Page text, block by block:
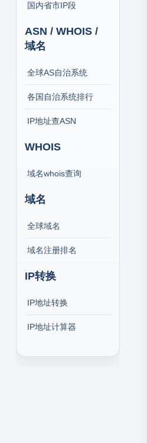
国内省市IP段
ASN / WHOIS /
域名
全球AS自治系统
各国自治系统排行
IP地址查ASN
WHOIS
域名whois查询
域名
全球域名
域名注册排名
IP转换
IP地址转换
IP地址计算器